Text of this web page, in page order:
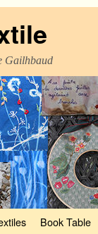
Gailhbaud
Book Table